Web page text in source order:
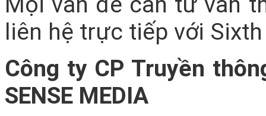
liên hệ trực tiếp với
Công ty CP Truyền
SENSE MEDIA